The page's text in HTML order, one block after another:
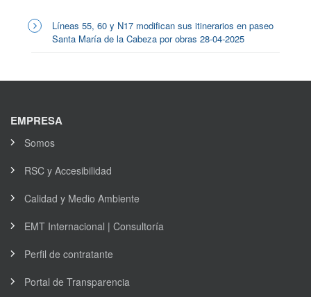
Líneas 55, 60 y N17 modifican sus itinerarios en paseo
Santa María de la Cabeza por obras 28-04-2025
EMPRESA
Somos
RSC y Accesibilidad
Calidad y Medio Ambiente
EMT Internacional | Consultoría
Perfil de contratante
Portal de Transparencia